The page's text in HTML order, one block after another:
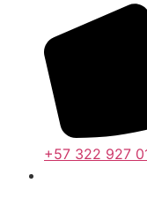
+57 322 927